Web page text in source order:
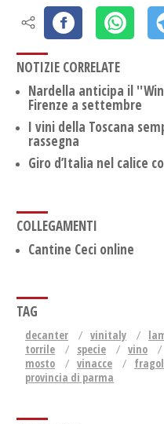
NOTIZIE CORRELATE
Nardella anticipa il
Firenze a settembre
I vini della Toscana
rassegna
Giro d’Italia nel calice
COLLEGAMENTI
Cantine Ceci online
TAG
decanter vinitaly
torrile
specie vino
mosto
vinacce
provincia di parma